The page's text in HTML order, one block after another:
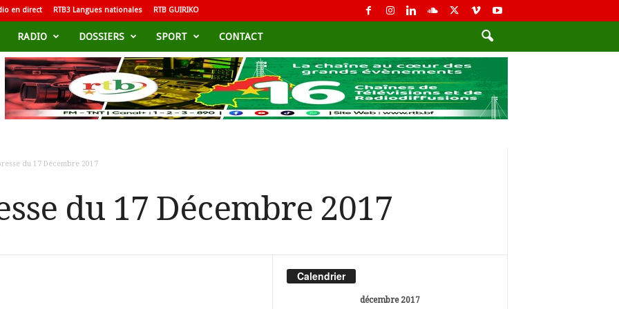
en direct RTB3 Langues nationales RTB GUIRIKO
RADIO DOSSIERS SPORT CONTACT
du 17 Décembre 2017
du 17 Décembre 2017
Calendrier
décembre 2017